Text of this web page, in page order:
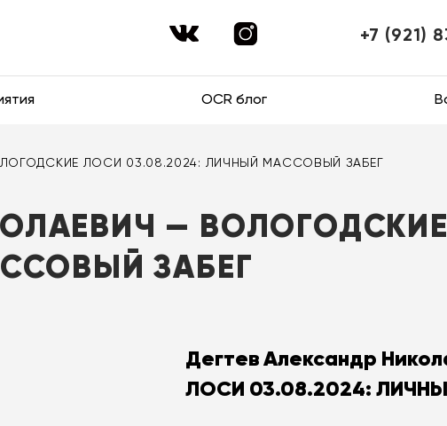
+7 (921)
OCR блог
ЛОСИ 03.08.2024: ЛИЧНЫЙ МАССОВЫЙ ЗАБЕГ
—
ЗАБЕГ
Дегтев Александр
ЛОСИ 03.08.2024: